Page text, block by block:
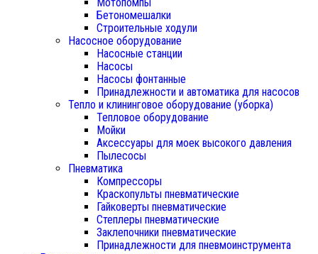
Бетономешалки
Строительные ходули
Насосное оборудование
Насосные станции
Насосы
Насосы фонтанные
Принадлежности и автоматика для насосов
Тепло и клининговое оборудование (уборка)
Тепловое оборудование
Мойки
Аксессуары для моек высокого давления
Пылесосы
Пневматика
Компрессоры
Краскопульты пневматические
Гайковерты пневматические
Степлеры пневматические
Заклепочники пневматические
Принадлежности для пневмоинструмента